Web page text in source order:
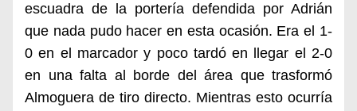
escuadra de la portería defendida por Adrián
que nada pudo hacer en esta ocasión. Era el 1-
0 en el marcador y poco tardó en llegar el 2-0
en una falta al borde del área que trasformó
Almoguera de tiro directo. Mientras esto ocurría